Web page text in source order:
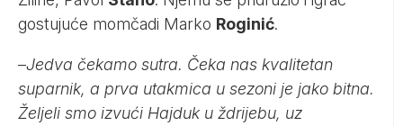
gostujuće momčadi Marko Roginić.
–Jedva čekamo sutra. Čeka nas kvalitetan
suparnik, a prva utakmica u sezoni je jako bitna.
Željeli smo izvući Hajduk u ždrijebu, uz